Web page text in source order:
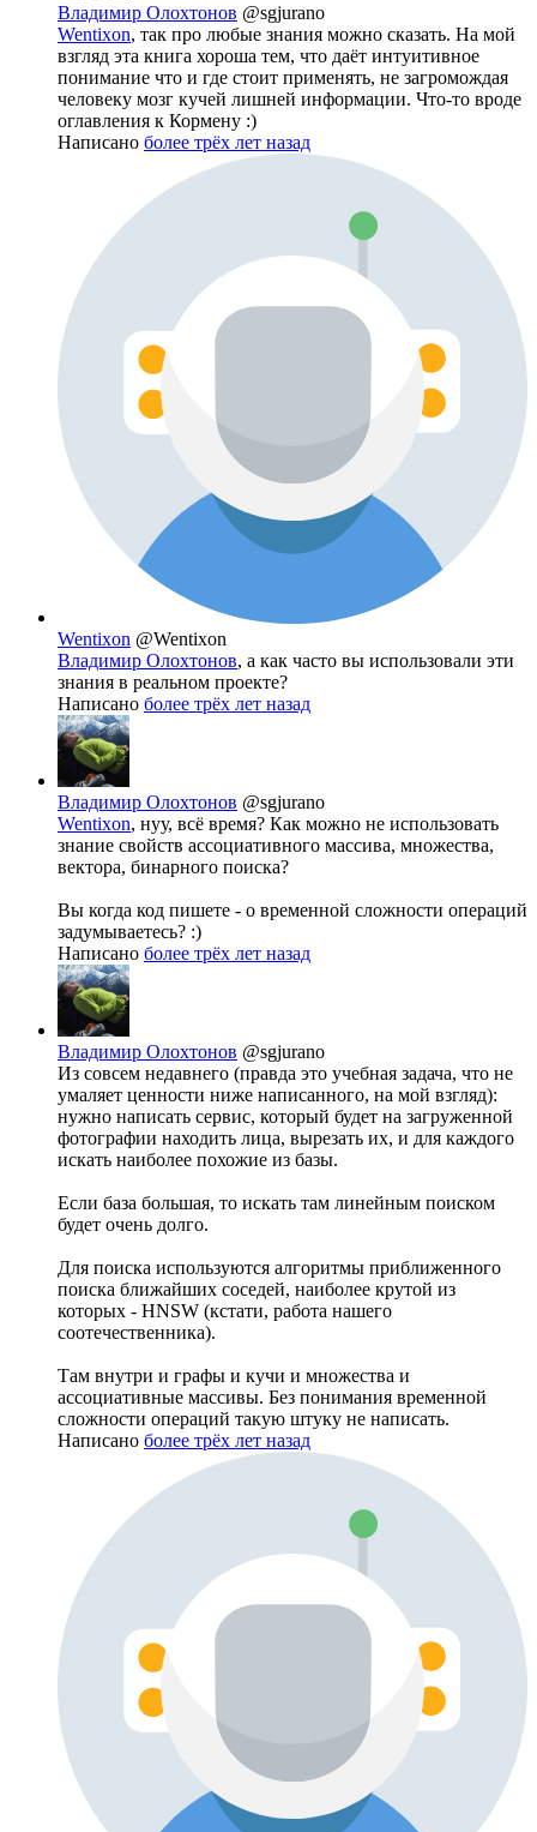
Владимир Олохтонов @sgjurano
Wentixon, так про любые знания можно сказать. На мой
взгляд эта книга хороша тем, что даёт интуитивное
понимание что и где стоит применять, не загромождая
человеку мозг кучей лишней информации. Что-то вроде
оглавления к Кормену :)
Написано более трёх лет назад
Wentixon @Wentixon
Владимир Олохтонов, а как часто вы использовали эти
знания в реальном проекте?
Написано более трёх лет назад
Владимир Олохтонов @sgjurano
Wentixon, нуу, всё время? Как можно не использовать
знание свойств ассоциативного массива, множества,
вектора, бинарного поиска?
Вы когда код пишете - о временной сложности операций
задумываетесь? :)
Написано более трёх лет назад
Владимир Олохтонов @sgjurano
Из совсем недавнего (правда это учебная задача, что не
умаляет ценности ниже написанного, на мой взгляд):
нужно написать сервис, который будет на загруженной
фотографии находить лица, вырезать их, и для каждого
искать наиболее похожие из базы.
Если база большая, то искать там линейным поиском
будет очень долго.
Для поиска используются алгоритмы приближенного
поиска ближайших соседей, наиболее крутой из
которых - HNSW (кстати, работа нашего
соотечественника).
Там внутри и графы и кучи и множества и
ассоциативные массивы. Без понимания временной
сложности операций такую штуку не написать.
Написано более трёх лет назад